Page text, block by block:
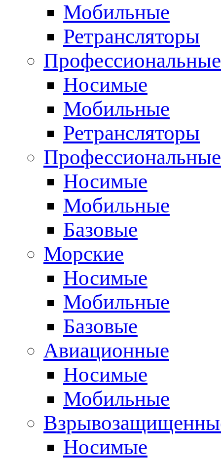
Мобильные
Ретрансляторы
Носимые
Мобильные
Ретрансляторы
Носимые
Мобильные
Базовые
Морские
Носимые
Мобильные
Базовые
Авиационные
Носимые
Мобильные
Носимые